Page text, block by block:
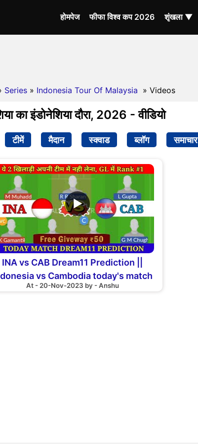
होमपेज फीफा विश्व कप 2026 शृंखला ▼
Series » Indonesia Tour Of Malaysia » Videos
का इंडोनेशिया दौरा, 2026 - वीडियो
टीमें मैदान स्क्वाड ब्लॉग समाचार
▶
INA vs CAB Dream11 Prediction ||
vs Cambodia today's match
Preview
At - 20-Nov-2023 by - Anshu